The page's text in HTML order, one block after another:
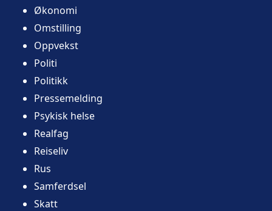
Økonomi
Omstilling
Oppvekst
Politi
Politikk
Pressemelding
Psykisk helse
Realfag
Reiseliv
Rus
Samferdsel
Skatt